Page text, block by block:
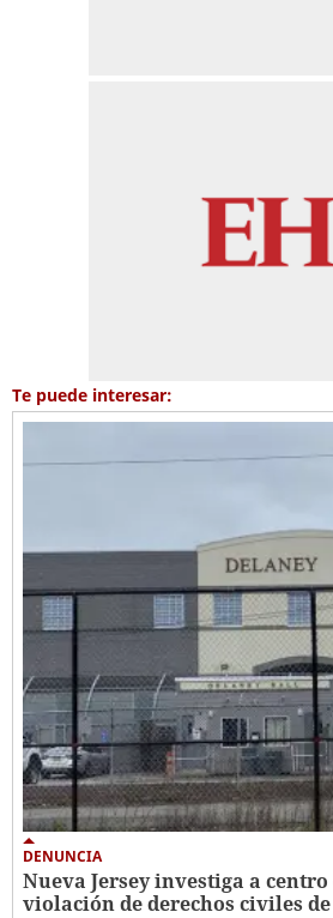
Te puede interesar:
DENUNCIA
Nueva Jersey investiga a centro
violación de derechos civiles